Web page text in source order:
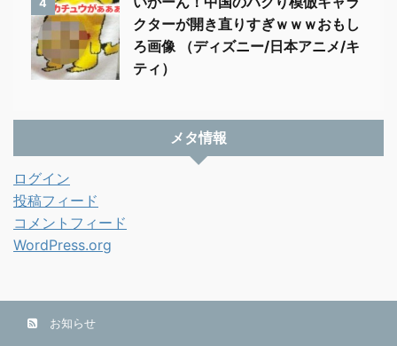
4
クターが開き直りすぎｗｗｗおもし
ろ画像 （ディズニー/日本アニメ/キ
ティ）
メタ情報
ログイン
投稿フィード
コメントフィード
WordPress.org
お知らせ